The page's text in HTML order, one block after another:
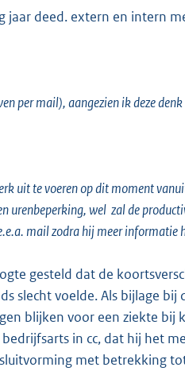
jaar deed. extern en intern
per mail), aangezien ik deze
uit te voeren op dit moment
urenbeperking, wel zal de
mail zodra hij meer informatie
gesteld dat de
slecht voelde. Als bijlage bij
blijken voor een ziekte bij
in cc, dat hij het
met betrekking